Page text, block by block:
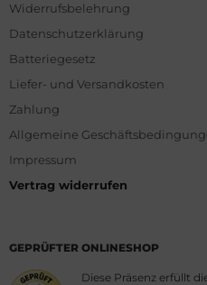
Widerrufsbelehrung
Datenschutzerklärung
Batteriegesetz
Liefer- und Versandkosten
Zahlung
Allgemeine
Impressum
Vertrag widerrufen
GEPRÜFTER ONLINESHOP
Diese Präsenz erfüllt